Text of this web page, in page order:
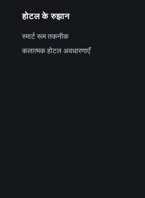
होटल के रुझान
स्मार्ट रूम तकनीक
कलात्मक होटल अवधारणाएँ